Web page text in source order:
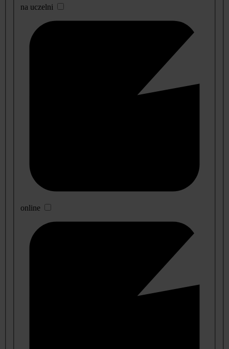
na uczelni
online